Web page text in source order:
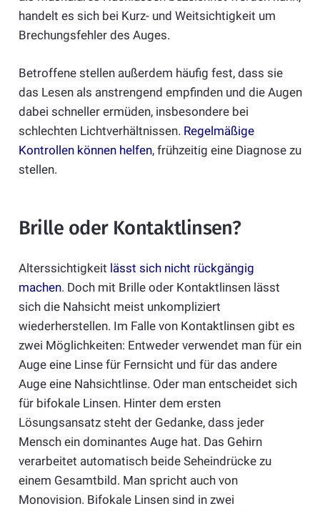
handelt es sich bei Kurz- und Weitsichtigkeit um
Brechungsfehler des Auges.
Betroffene stellen außerdem häufig fest, dass sie
das Lesen als anstrengend empfinden und die Augen
dabei schneller ermüden, insbesondere bei
schlechten Lichtverhältnissen. Regelmäßige
Kontrollen können helfen, frühzeitig eine Diagnose zu
stellen.
Brille oder Kontaktlinsen?
Alterssichtigkeit lässt sich nicht rückgängig
machen. Doch mit Brille oder Kontaktlinsen lässt
sich die Nahsicht meist unkompliziert
wiederherstellen. Im Falle von Kontaktlinsen gibt es
zwei Möglichkeiten: Entweder verwendet man für ein
Auge eine Linse für Fernsicht und für das andere
Auge eine Nahsichtlinse. Oder man entscheidet sich
für bifokale Linsen. Hinter dem ersten
Lösungsansatz steht der Gedanke, dass jeder
Mensch ein dominantes Auge hat. Das Gehirn
verarbeitet automatisch beide Seheindrücke zu
einem Gesamtbild. Man spricht auch von
Monovision. Bifokale Linsen sind in zwei